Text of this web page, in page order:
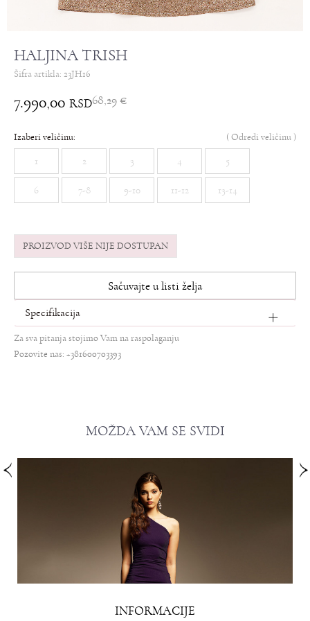
HALJINA TRISH
Šifra artikla: 23JH16
7.990,00 RSD68,29 €
Izaberi veličinu: (Odredi veličinu )
1 2 3 4 5
6 7-8 9-10 11-12 13-14
PROIZVOD VIŠE NIJE DOSTUPAN
Sačuvajte u listi želja
Specifikacija
Za sva pitanja stojimo Vam na raspolaganju
Pozovite nas: +381600703393
MOŽDA VAM SE SVIDI
INFORMACIJE